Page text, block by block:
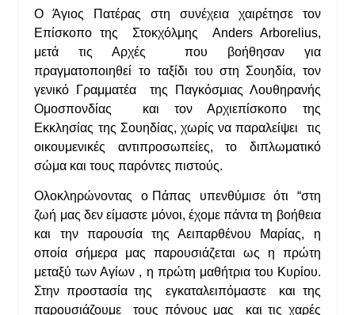
Ο Άγιος Πατέρας στη συνέχεια χαιρέτησε τον
Επίσκοπο της Στοκχόλμης Anders Arborelius,
μετά τις Αρχές που βοήθησαν για
πραγματοποιηθεί το ταξίδι του στη Σουηδία, τον
γενικό Γραμματέα της Παγκόσμιας Λουθηρανής
Ομοσπονδίας και τον Αρχιεπίσκοπο της
Εκκλησίας της Σουηδίας, χωρίς να παραλείψει τις
οικουμενικές αντιπροσωπείες, το διπλωματικό
σώμα και τους παρόντες πιστούς.
Ολοκληρώνοντας ο Πάπας υπενθύμισε ότι “στη
ζωή μας δεν είμαστε μόνοι, έχομε πάντα τη βοήθεια
και την παρουσία της Αειπαρθένου Μαρίας, η
οποία σήμερα μας παρουσιάζεται ως η πρώτη
μεταξύ των Αγίων , η πρώτη μαθήτρια του Κυρίου.
Στην προστασία της εγκαταλειπόμαστε και της
παρουσιάζουμε τους πόνους μας και τις χαρές